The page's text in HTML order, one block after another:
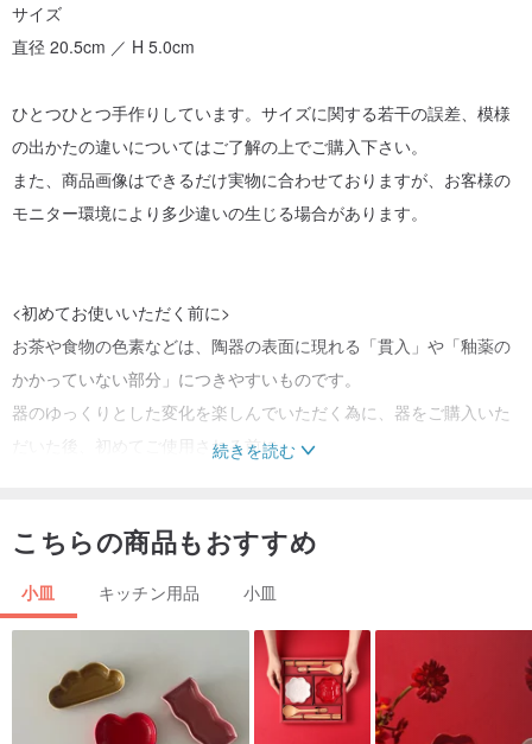
サイズ
直径 20.5cm ／ H 5.0cm
ひとつひとつ手作りしています。サイズに関する若干の誤差、模様
の出かたの違いについてはご了解の上でご購入下さい。
また、商品画像はできるだけ実物に合わせておりますが、お客様の
モニター環境により多少違いの生じる場合があります。
<初めてお使いいただく前に>
お茶や食物の色素などは、陶器の表面に現れる「貫入」や「釉薬の
かかっていない部分」につきやすいものです。
器のゆっくりとした変化を楽しんでいただく為に、器をご購入いた
だいた後、初めてご使用される前に
米の研ぎ汁（または米ぬかを入れた水）の中に新しい器を浸し、数
冷えるまでそのまま待ち、洗って十分に乾燥させてからご使用下さ
研ぎ汁の中で煮ることにより「ぬか」が器のきめの中へ入り込み、
色素の染み込みを緩和させます。
続きを読む
こちらの商品もおすすめ
小皿 キッチン用品 小皿